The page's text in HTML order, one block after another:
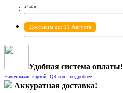
17 080 р.
Доставим до: 11 Августа
Удобная система оплаты!
Наличными, картой, QR-код...подробнее
Аккуратная доставка!